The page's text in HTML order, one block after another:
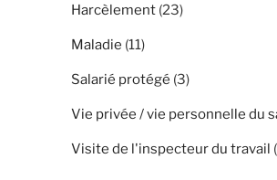
Harcèlement (23)
Maladie (11)
Salarié protégé (3)
Vie privée / vie personnelle du
Visite de l'inspecteur du travail